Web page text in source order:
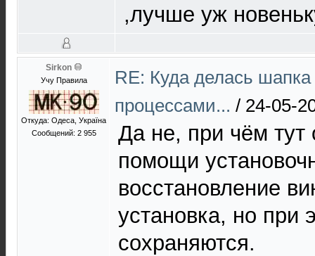
,лучше уж
Sirkon
Учу Правила
Откуда: Одеса, Україна
Сообщений: 2 955
RE: Куда делась
процессами... / 24-05-
Да не, при чём тут
помощи
восстановление
установка, но при
сохраняются.